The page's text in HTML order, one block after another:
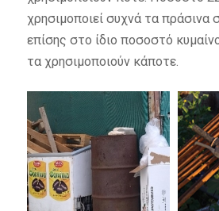
χρησιμοποιεί συχνά τα πράσινα
επίσης στο ίδιο ποσοστό
τα χρησιμοποιούν κάποτε.